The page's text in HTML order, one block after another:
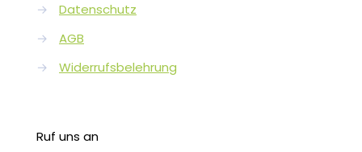
→
Datenschutz
→
AGB
→
Widerrufsbelehrung
Ruf uns an